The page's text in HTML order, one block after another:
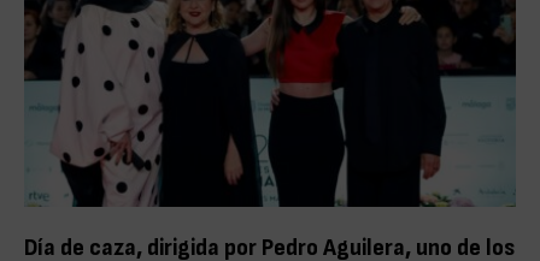
Día de caza, dirigida por Pedro Aguilera, uno de los